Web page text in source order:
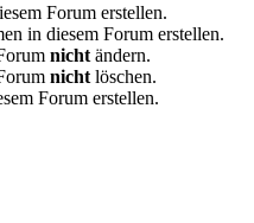
Forum erstellen.
in diesem Forum erstellen.
nicht ändern.
nicht löschen.
Forum erstellen.